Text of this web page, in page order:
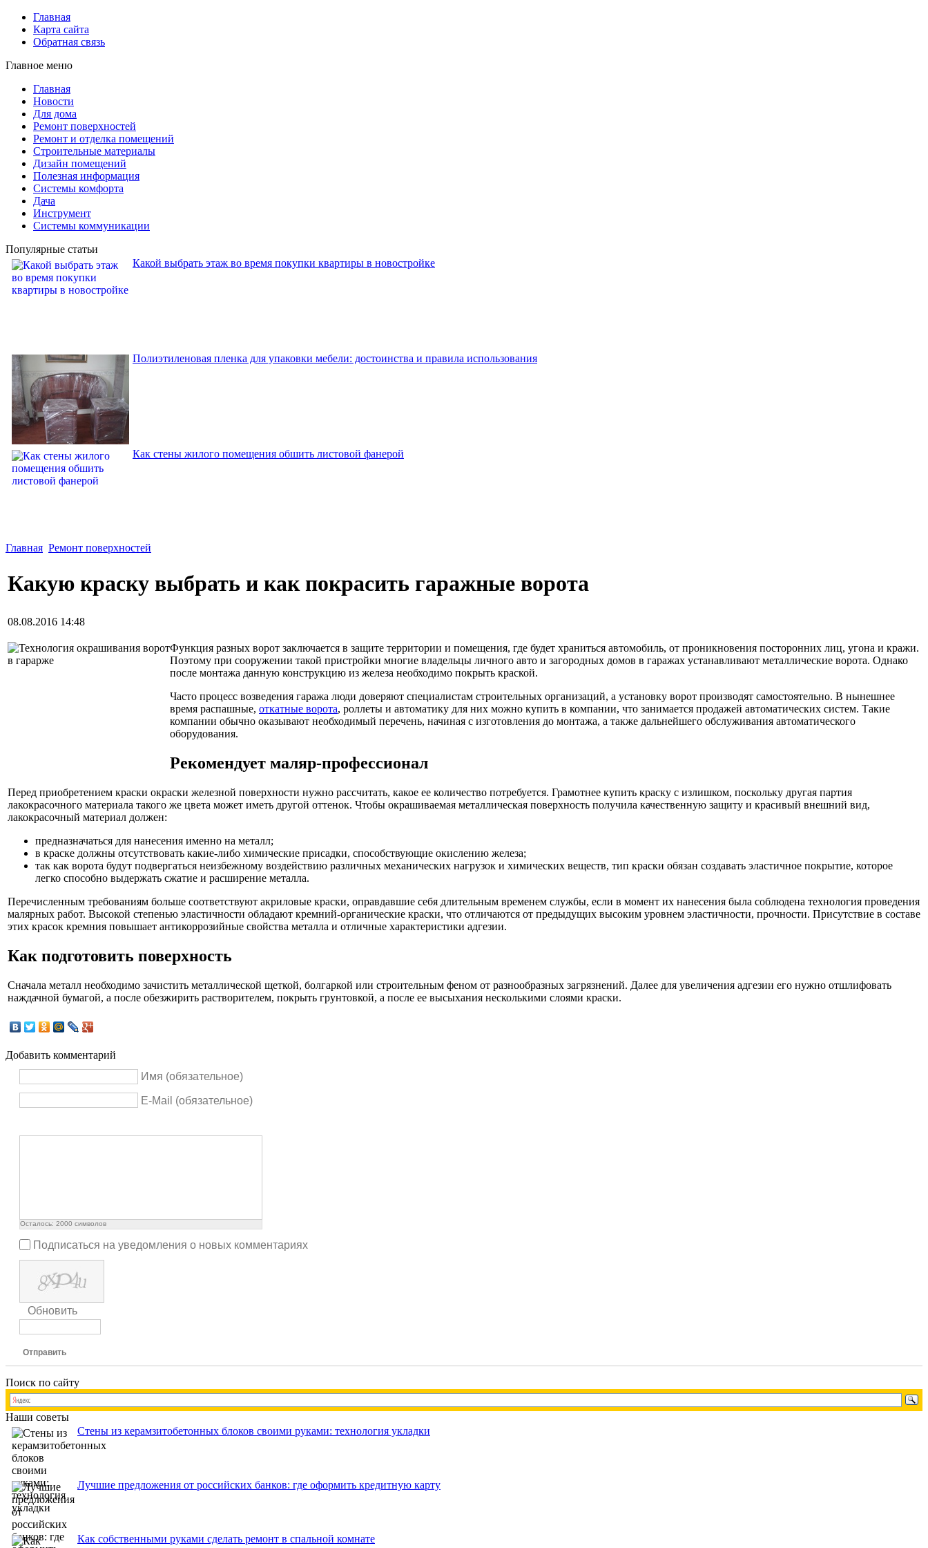
Главная
Карта сайта
Обратная связь
Главное меню
Главная
Новости
Для дома
Ремонт поверхностей
Ремонт и отделка помещений
Строительные материалы
Дизайн помещений
Полезная информация
Системы комфорта
Дача
Инструмент
Системы коммуникации
Популярные статьи
Какой выбрать этаж во время покупки квартиры в новостройке
Полиэтиленовая пленка для упаковки мебели: достоинства и правила использования
Как стены жилого помещения обшить листовой фанерой
Главная Ремонт поверхностей
Какую краску выбрать и как покрасить гаражные ворота
08.08.2016 14:48
Функция разных ворот заключается в защите территории и помещения, где будет храниться автомобиль, от проникновения посторонних лиц, угона и кражи.
Поэтому при сооружении такой пристройки многие владельцы личного авто и загородных домов в гаражах устанавливают металлические ворота. Однако
после монтажа данную конструкцию из железа необходимо покрыть краской.
Часто процесс возведения гаража люди доверяют специалистам строительных организаций, а установку ворот производят самостоятельно. В нынешнее
время распашные, откатные ворота, роллеты и автоматику для них можно купить в компании, что занимается продажей автоматических систем. Такие
компании обычно оказывают необходимый перечень, начиная с изготовления до монтажа, а также дальнейшего обслуживания автоматического
оборудования.
Рекомендует маляр-профессионал
Перед приобретением краски окраски железной поверхности нужно рассчитать, какое ее количество потребуется. Грамотнее купить краску с излишком, поскольку другая партия
лакокрасочного материала такого же цвета может иметь другой оттенок. Чтобы окрашиваемая металлическая поверхность получила качественную защиту и красивый внешний вид,
лакокрасочный материал должен:
предназначаться для нанесения именно на металл;
в краске должны отсутствовать какие-либо химические присадки, способствующие окислению железа;
так как ворота будут подвергаться неизбежному воздействию различных механических нагрузок и химических веществ, тип краски обязан создавать эластичное покрытие, которое
легко способно выдержать сжатие и расширение металла.
Перечисленным требованиям больше соответствуют акриловые краски, оправдавшие себя длительным временем службы, если в момент их нанесения была соблюдена технология проведения
малярных работ. Высокой степенью эластичности обладают кремний-органические краски, что отличаются от предыдущих высоким уровнем эластичности, прочности. Присутствие в составе
этих красок кремния повышает антикоррозийные свойства металла и отличные характеристики адгезии.
Как подготовить поверхность
Сначала металл необходимо зачистить металлической щеткой, болгаркой или строительным феном от разнообразных загрязнений. Далее для увеличения адгезии его нужно отшлифовать
наждачной бумагой, а после обезжирить растворителем, покрыть грунтовкой, а после ее высыхания несколькими слоями краски.
Добавить комментарий
Имя (обязательное)
E-Mail (обязательное)
Осталось: 2000 символов
Подписаться на уведомления о новых комментариях
Обновить
Отправить
Поиск по сайту
Наши советы
Стены из керамзитобетонных блоков своими руками: технология укладки
Лучшие предложения от российских банков: где оформить кредитную карту
Как собственными руками сделать ремонт в спальной комнате